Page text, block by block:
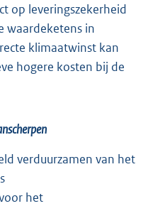
op leveringszekerheid
waardeketens in
klimaatwinst kan
hogere kosten bij de
verduurzamen van het
het